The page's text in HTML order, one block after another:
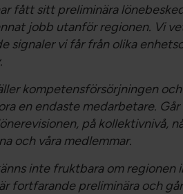
fått sitt preliminära
jobb utanför regionen. Vi
signaler vi får från olika
kompetensförsörjningen
en endaste medarbetare.
på kollektivnivå,
och våra medlemmar.
inte fruktbara om regionen
fortfarande preliminära och